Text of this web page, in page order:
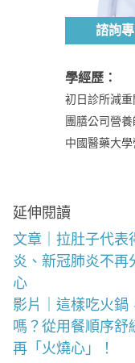
諮詢
學經歷：
初日診所減
團膳公司營養
中國醫藥大
延伸閱讀
文章｜拉肚子代表
炎、新冠肺炎不再
心
影片｜這樣吃火鍋
嗎？從用餐順序舒
再「火燒心」！